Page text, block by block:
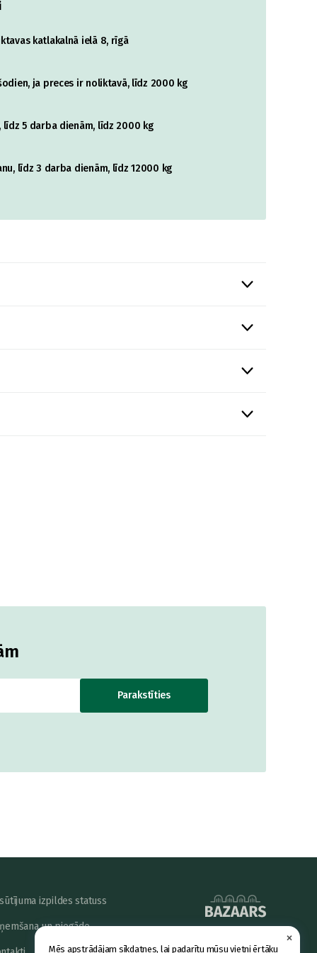
×
Mēs apstrādājam sīkdatnes, lai padarītu mūsu vietni ērtāku
katlakalnā ielā 8, rīgā
ja preces ir noliktavā, līdz 2000 kg
5 darba dienām, līdz 2000 kg
līdz 3 darba dienām, līdz 12000 kg
Parakstīties
izpildes statuss
un piegāde